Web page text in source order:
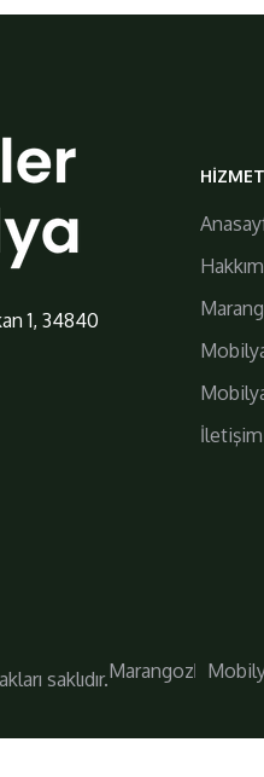
1, 34840
İletişim
saklıdır.Marangoz